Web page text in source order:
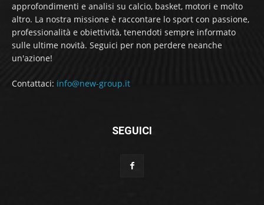
approfondimenti e analisi su calcio, basket, motori e molto
altro. La nostra missione è raccontare lo sport con passione,
professionalità e obiettività, tenendoti sempre informato
sulle ultime novità. Seguici per non perdere neanche
un'azione!
Contattaci: info@new-group.it
SEGUICI